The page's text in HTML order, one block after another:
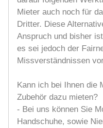
Mieter auch noch für
Dritter. Diese
Anspruch und bisher
es sei jedoch der
Missverständnissen
Kann ich bei Ihnen die
Zubehör dazu mieten?
- Bei uns können Sie
Handschuhe, sowie